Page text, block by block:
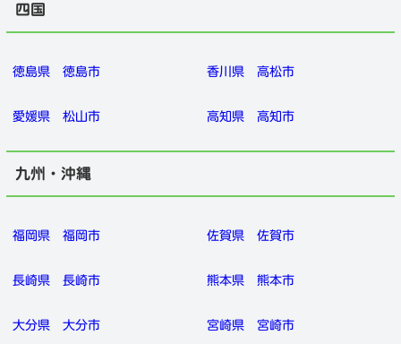
四国
徳島県 徳島市 香川県 高松市
愛媛県 松山市 高知県 高知市
九州・沖縄
福岡県 福岡市 佐賀県 佐賀市
長崎県 長崎市 熊本県 熊本市
大分県 大分市 宮崎県 宮崎市